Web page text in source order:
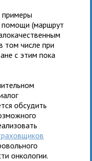
примеры
помощи (маршрут
том числе при
с этим пока
обсудить
онкологии.